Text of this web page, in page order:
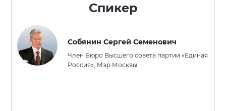
Спикер
Собянин Сергей Семенович
Член Бюро Высшего совета партии «Единая
Россия», Мэр Москвы